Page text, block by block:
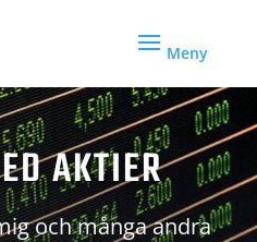
AKTIER
och många andra